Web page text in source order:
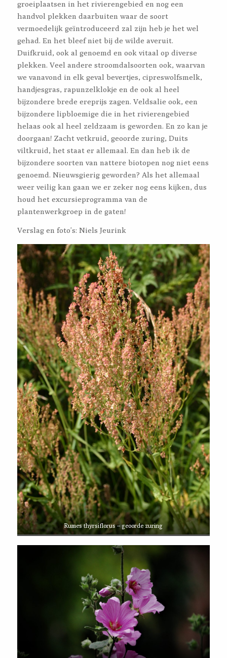
groeiplaatsen in het rivierengebied en nog een
handvol plekken daarbuiten waar de soort
vermoedelijk geïntroduceerd zal zijn heb je het wel
gehad. En het bleef niet bij de wilde averuit.
Duifkruid, ook al genoemd en ook vitaal op diverse
plekken. Veel andere stroomdalsoorten ook, waarvan
we vanavond in elk geval bevertjes, cipreswolfsmelk,
handjesgras, rapunzelklokje en de ook al heel
bijzondere brede ereprijs zagen. Veldsalie ook, een
bijzondere lipbloemige die in het rivierengebied
helaas ook al heel zeldzaam is geworden. En zo kan je
doorgaan! Zacht vetkruid, geoorde zuring, Duits
viltkruid, het staat er allemaal. En dan heb ik de
bijzondere soorten van nattere biotopen nog niet eens
genoemd. Nieuwsgierig geworden? Als het allemaal
weer veilig kan gaan we er zeker nog eens kijken, dus
houd het excursieprogramma van de
plantenwerkgroep in de gaten!
Verslag en foto’s: Niels Jeurink
Rumes thyrsiflorus – geoorde zuring